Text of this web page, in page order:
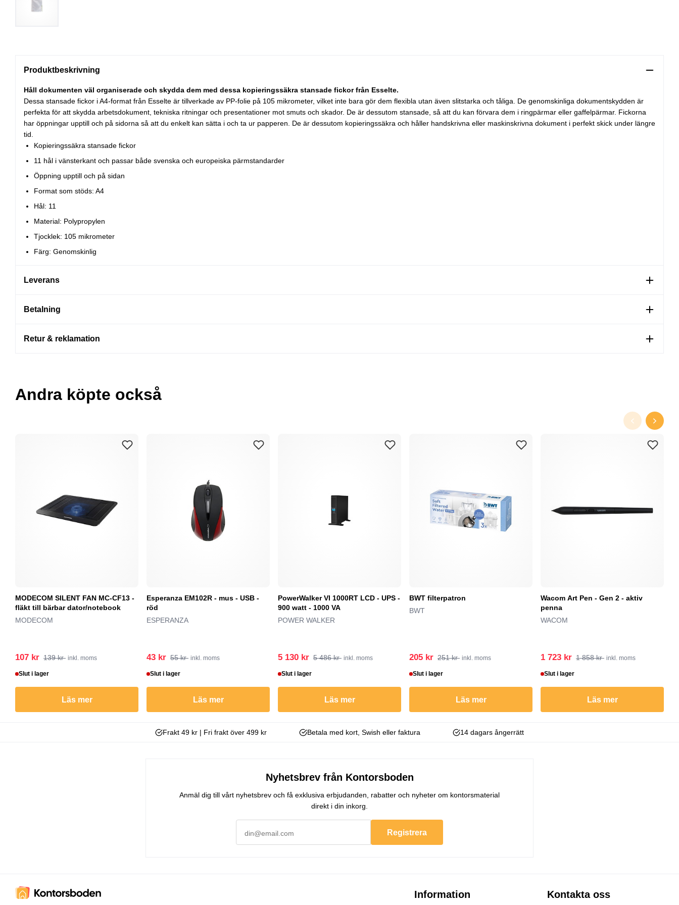
Produktbeskrivning
Håll dokumenten väl organiserade och skydda dem med dessa kopieringssäkra stansade fickor från Esselte.
Dessa stansade fickor i A4-format från Esselte är tillverkade av PP-folie på 105 mikrometer, vilket inte bara gör dem flexibla utan även slitstarka och tåliga. De genomskinliga dokumentskydden är
perfekta för att skydda arbetsdokument, tekniska ritningar och presentationer mot smuts och skador. De är dessutom stansade, så att du kan förvara dem i ringpärmar eller gaffelpärmar. Fickorna
har öppningar upptill och på sidorna så att du enkelt kan sätta i och ta ur papperen. De är dessutom kopieringssäkra och håller handskrivna eller maskinskrivna dokument i perfekt skick under längre
tid.
Kopieringssäkra stansade fickor
11 hål i vänsterkant och passar både svenska och europeiska pärmstandarder
Öppning upptill och på sidan
Format som stöds: A4
Hål: 11
Material: Polypropylen
Tjocklek: 105 mikrometer
Färg: Genomskinlig
Leverans
Betalning
Retur & reklamation
Andra köpte också
MODECOM SILENT FAN MC-CF13 -
fläkt till bärbar dator/notebook
MODECOM
107 kr 139 kr inkl. moms
Slut i lager
Läs mer
Esperanza EM102R - mus - USB -
röd
ESPERANZA
43 kr 55 kr inkl. moms
Slut i lager
Läs mer
PowerWalker VI 1000RT LCD - UPS -
900 watt - 1000 VA
POWER WALKER
5 130 kr 5 486 kr inkl. moms
Slut i lager
Läs mer
BWT filterpatron
BWT
205 kr 251 kr inkl. moms
Slut i lager
Läs mer
Wacom Art Pen - Gen 2 - aktiv
penna
WACOM
1 723 kr 1 858 kr inkl. moms
Slut i lager
Läs mer
Frakt 49 kr | Fri frakt över 499 kr Betala med kort, Swish eller faktura 14 dagars ångerrätt
Nyhetsbrev från Kontorsboden
Anmäl dig till vårt nyhetsbrev och få exklusiva erbjudanden, rabatter och nyheter om kontorsmaterial
direkt i din inkorg.
Registrera
Information Kontakta oss